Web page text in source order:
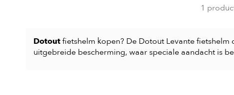
1
Dotoutfietshelm kopen? De Dotout Levante
uitgebreide bescherming, waar speciale aandacht is